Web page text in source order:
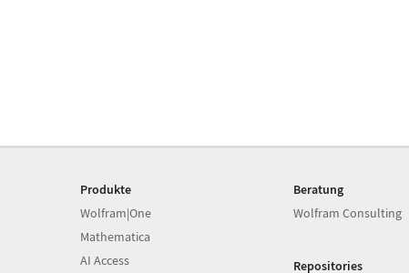
Produkte
Wolfram|One
Mathematica
AI Access
Beratung
Wolfram Consulting
Repositories